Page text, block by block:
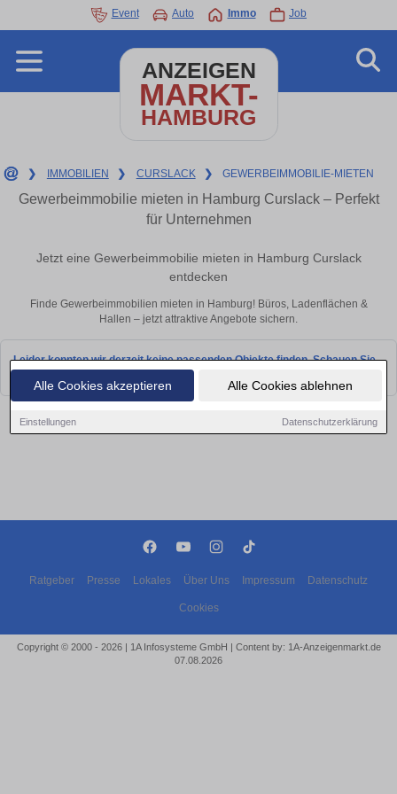
Alle Cookies akzeptieren Alle Cookies ablehnen
Einstellungen Datenschutzerklärung
Event Auto Immo Job
ANZEIGEN
MARKT-
HAMBURG
❯ IMMOBILIEN ❯ CURSLACK ❯ GEWERBEIMMOBILIE-MIETEN
Gewerbeimmobilie mieten in Hamburg Curslack – Perfekt
für Unternehmen
Jetzt eine Gewerbeimmobilie mieten in Hamburg Curslack
entdecken
Finde Gewerbeimmobilien mieten in Hamburg! Büros, Ladenflächen &
Hallen – jetzt attraktive Angebote sichern.
Leider konnten wir derzeit keine passenden Objekte finden. Schauen Sie
Ratgeber Presse Lokales Über Uns Impressum Datenschutz
Cookies
Copyright © 2000 - 2026 | 1A Infosysteme GmbH | Content by: 1A-Anzeigenmarkt.de
07.08.2026